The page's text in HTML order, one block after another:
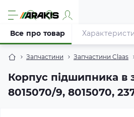
Запчастини Запчастини Claas
Корпус підшипника в
8015070/9, 8015070,
Все про товар